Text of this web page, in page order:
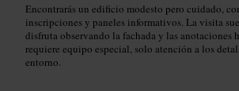
Encontrarás un edificio modesto pero cuidado,
inscripciones y paneles informativos. La visita
disfruta observando la fachada y las anotaciones
requiere equipo especial, solo atención a los
entorno.